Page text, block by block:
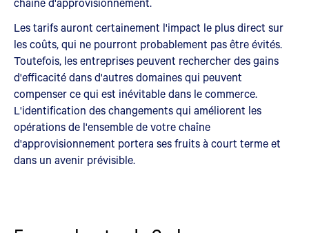
Les tarifs auront certainement l'impact le plus direct sur
les coûts, qui ne pourront probablement pas être évités.
Toutefois, les entreprises peuvent rechercher des gains
d'efficacité dans d'autres domaines qui peuvent
compenser ce qui est inévitable dans le commerce.
L'identification des changements qui améliorent les
opérations de l'ensemble de votre chaîne
d'approvisionnement portera ses fruits à court terme et
dans un avenir prévisible.